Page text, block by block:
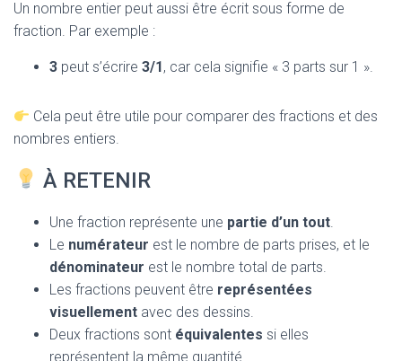
Un nombre entier peut aussi être écrit sous forme de
fraction. Par exemple :
3 peut s’écrire 3/1, car cela signifie « 3 parts sur 1 ».
Cela peut être utile pour comparer des fractions et des
nombres entiers.
À RETENIR
Une fraction représente une partie d’un tout.
Le numérateur est le nombre de parts prises, et le
dénominateur est le nombre total de parts.
Les fractions peuvent être représentées
visuellement avec des dessins.
Deux fractions sont équivalentes si elles
représentent la même quantité.